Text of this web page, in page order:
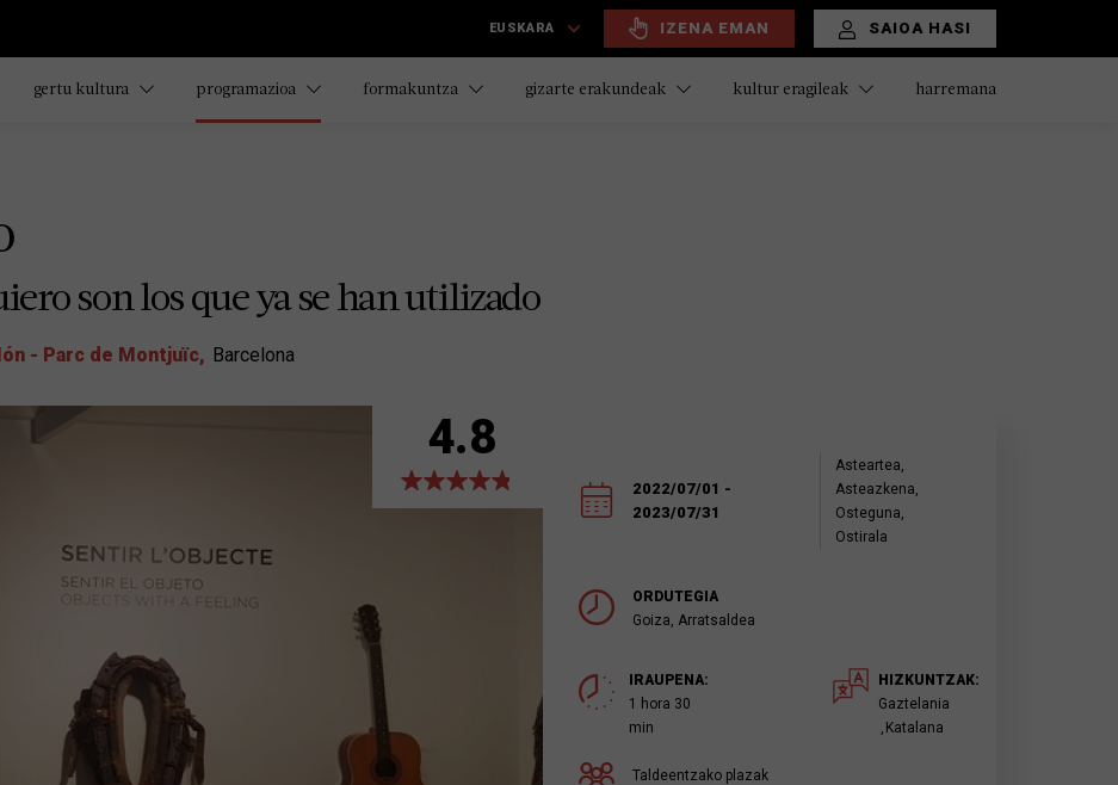
EUSKARA IZENA EMAN SAIOA HASI
gertu kultura programazioa formakuntza gizarte erakundeak kultur eragileak harremana
son los que ya se han utilizado
- Parc de Montjuïc Barcelona
4.8
2022/07/01 -
2023/07/31
Asteartea,
Asteazkena,
Osteguna,
Ostirala
ORDUTEGIA
Goiza, Arratsaldea
IRAUPENA:
1 hora 30
min
HIZKUNTZAK:
Gaztelania
Katalana
Taldeentzako plazak